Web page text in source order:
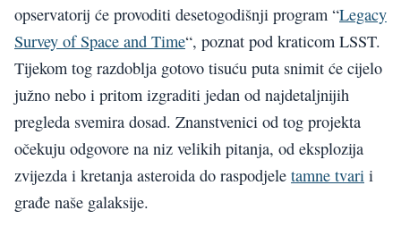
opservatorij će provoditi desetogodišnji program “Legacy
Survey of Space and Time“, poznat pod kraticom LSST.
Tijekom tog razdoblja gotovo tisuću puta snimit će cijelo
južno nebo i pritom izgraditi jedan od najdetaljnijih
pregleda svemira dosad. Znanstvenici od tog projekta
očekuju odgovore na niz velikih pitanja, od eksplozija
zvijezda i kretanja asteroida do raspodjele tamne tvari i
građe naše galaksije.